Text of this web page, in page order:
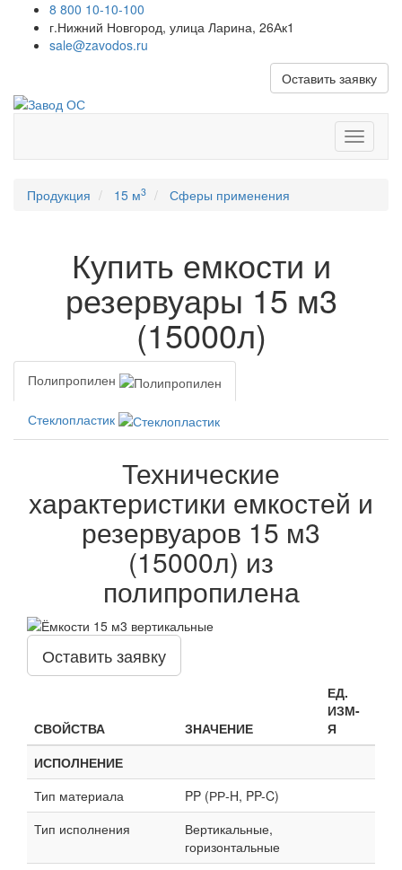
8 800 10-10-100
г.Нижний Новгород, улица Ларина, 26Ак1
sale@zavodos.ru
Оставить заявку
меню
Продукция 15 м3 Сферы применения
Купить емкости и
резервуары 15 м3
(15000л)
Полипропилен
Стеклопластик
Технические
характеристики емкостей и
резервуаров 15 м3
(15000л) из
полипропилена
Оставить заявку
СВОЙСТВА ЗНАЧЕНИЕ
ЕД.
ИЗМ-
Я
ИСПОЛНЕНИЕ
Тип материала
PP (РР-H, PP-C)
Тип исполнения
Вертикальные,
горизонтальные